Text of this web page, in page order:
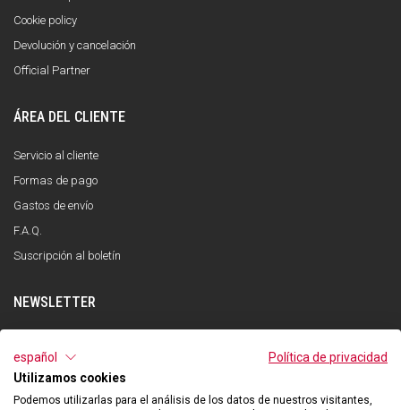
Cookie policy
Devolución y cancelación
Official Partner
ÁREA DEL CLIENTE
Servicio al cliente
Formas de pago
Gastos de envío
F.A.Q.
Suscripción al boletín
NEWSLETTER
INSCRÍBETE
He leído y entendido la política de privacidad y acepto el tratamiento de mis
de acuerdo con lo indicado en la política de privacidad.
español
Política de privacidad
Utilizamos cookies
Podemos utilizarlas para el análisis de los datos de nuestros visitantes,